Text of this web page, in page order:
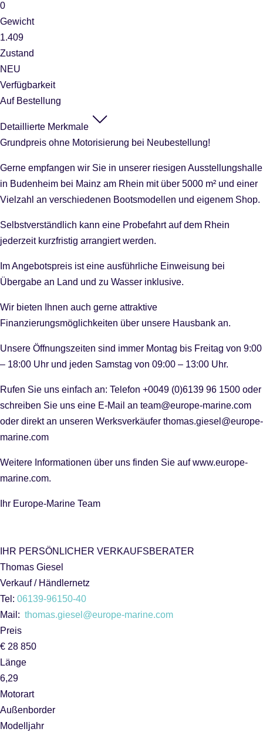
0
Gewicht
1.409
Zustand
NEU
Verfügbarkeit
Auf Bestellung
Detaillierte Merkmale
Grundpreis ohne Motorisierung bei Neubestellung!
Gerne empfangen wir Sie in unserer riesigen Ausstellungshalle
in Budenheim bei Mainz am Rhein mit über 5000 m² und einer
Vielzahl an verschiedenen Bootsmodellen und eigenem Shop.
Selbstverständlich kann eine Probefahrt auf dem Rhein
jederzeit kurzfristig arrangiert werden.
Im Angebotspreis ist eine ausführliche Einweisung bei
Übergabe an Land und zu Wasser inklusive.
Wir bieten Ihnen auch gerne attraktive
Finanzierungsmöglichkeiten über unsere Hausbank an.
Unsere Öffnungszeiten sind immer Montag bis Freitag von 9:00
– 18:00 Uhr und jeden Samstag von 09:00 – 13:00 Uhr.
Rufen Sie uns einfach an: Telefon +0049 (0)6139 96 1500 oder
schreiben Sie uns eine E-Mail an team@europe-marine.com
oder direkt an unseren Werksverkäufer thomas.giesel@europe-
marine.com
Weitere Informationen über uns finden Sie auf www.europe-
marine.com.
Ihr Europe-Marine Team
IHR PERSÖNLICHER VERKAUFSBERATER
Thomas Giesel
Verkauf / Händlernetz
Tel: 06139-96150-40
Mail: thomas.giesel@europe-marine.com
Preis
€ 28 850
Länge
6,29
Motorart
Außenborder
Modelljahr